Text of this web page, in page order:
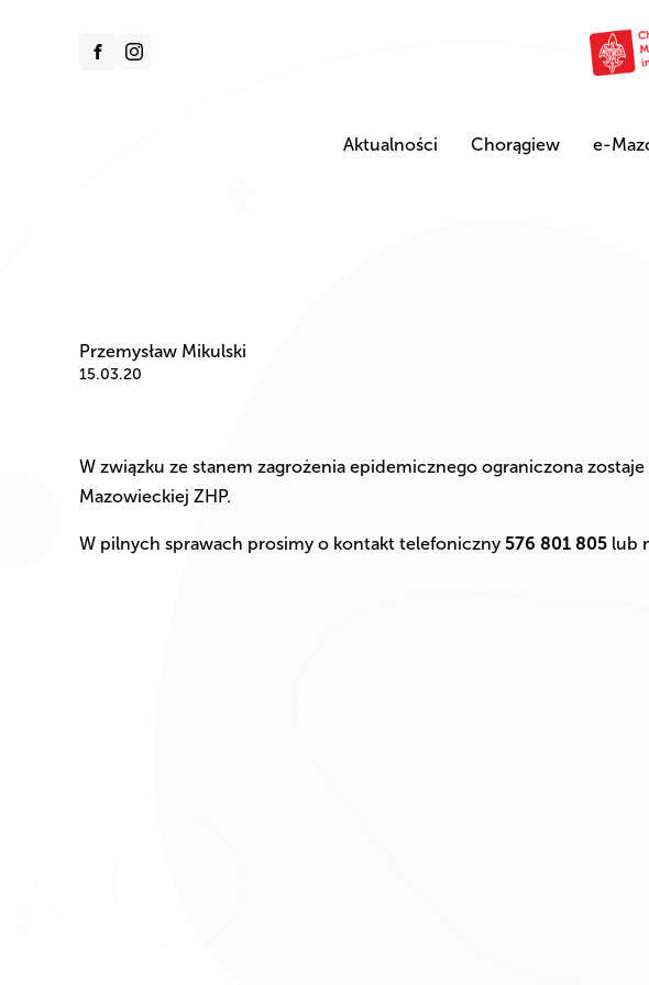
Aktualności Chorągiew e-
Przemysław Mikulski
15.03.20
W związku ze stanem zagrożenia epidemicznego ograniczona
Mazowieckiej ZHP.
W pilnych sprawach prosimy o kontakt telefoniczny 576 801 805 lub